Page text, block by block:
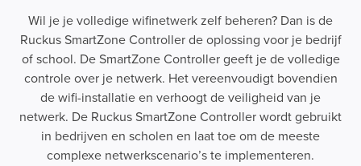
Wil je je volledige wifinetwerk zelf beheren? Dan is de
Ruckus SmartZone Controller de oplossing voor je bedrijf
of school. De SmartZone Controller geeft je de volledige
controle over je netwerk. Het vereenvoudigt bovendien
de wifi-installatie en verhoogt de veiligheid van je
netwerk. De Ruckus SmartZone Controller wordt gebruikt
in bedrijven en scholen en laat toe om de meeste
complexe netwerkscenario’s te implementeren.